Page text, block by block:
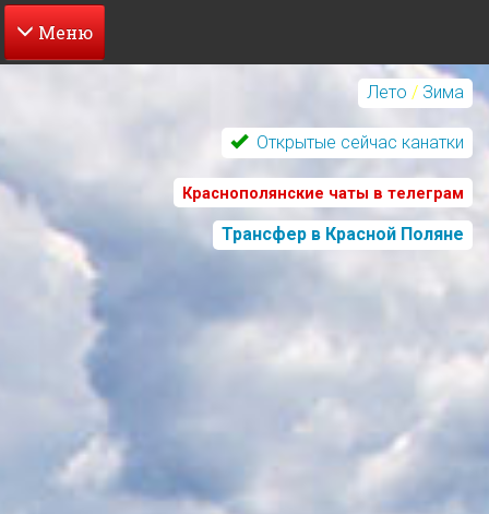
Перейти
содержанию
Лето / Зима
Открытые сейчас канатки
Краснополянские чаты в телеграм
Трансфер в Красной Поляне